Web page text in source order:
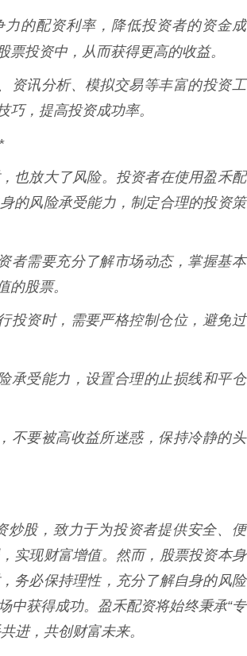
的配资利率，降低投资者的资金成
投资中，从而获得更高的收益。
资讯分析、模拟交易等丰富的投资工
，提高投资成功率。
也放大了风险。投资者在使用盈禾配
的风险承受能力，制定合理的投资策
者需要充分了解市场动态，掌握基本
股票。
投资时，需要严格控制仓位，避免过
承受能力，设置合理的止损线和平仓
不要被高收益所迷惑，保持冷静的头
炒股，致力于为投资者提供安全、便
实现财富增值。然而，股票投资本身
务必保持理性，充分了解自身的风险
中获得成功。盈禾配资将始终秉承“专
进，共创财富未来。